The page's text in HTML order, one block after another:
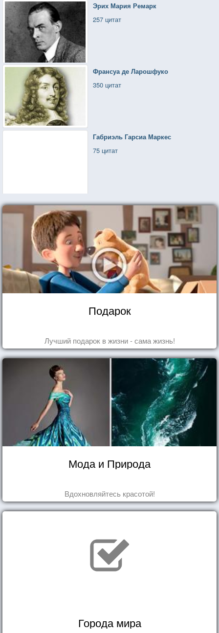
Эрих Мария Ремарк
257 цитат
Франсуа де Ларошфуко
350 цитат
Габриэль Гарсиа Маркес
75 цитат
Подарок
Лучший подарок в жизни - сама жизнь!
Мода и Природа
Вдохновляйтесь красотой!
Города мира